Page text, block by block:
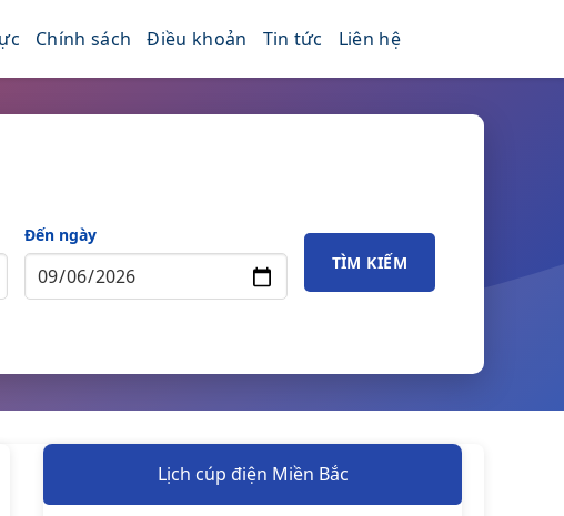
Chính sách Điều khoản Tin tức Liên hệ
Đến ngày
TÌM KIẾM
Lịch cúp điện Miền Bắc